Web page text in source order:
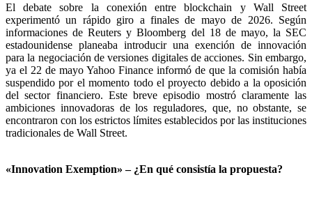
El debate sobre la conexión entre blockchain y Wall Street
experimentó un rápido giro a finales de mayo de 2026. Según
informaciones de Reuters y Bloomberg del 18 de mayo, la SEC
estadounidense planeaba introducir una exención de innovación
para la negociación de versiones digitales de acciones. Sin embargo,
ya el 22 de mayo Yahoo Finance informó de que la comisión había
suspendido por el momento todo el proyecto debido a la oposición
del sector financiero. Este breve episodio mostró claramente las
ambiciones innovadoras de los reguladores, que, no obstante, se
encontraron con los estrictos límites establecidos por las instituciones
tradicionales de Wall Street.
«Innovation Exemption» – ¿En qué consistía la propuesta?